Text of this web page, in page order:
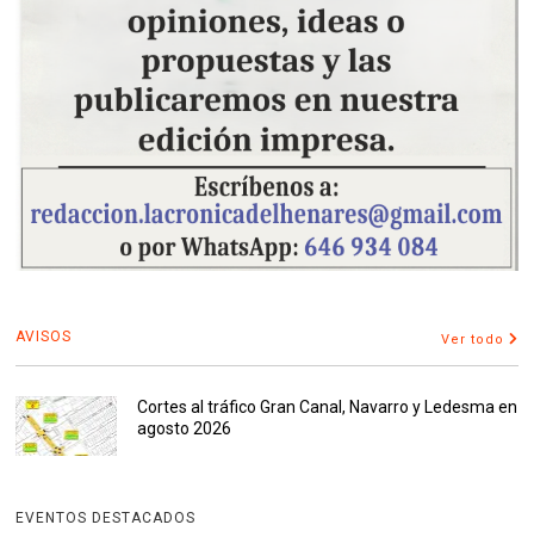
AVISOS Ver todo
Cortes al tráfico Gran Canal, Navarro y Ledesma en
agosto 2026
EVENTOS DESTACADOS